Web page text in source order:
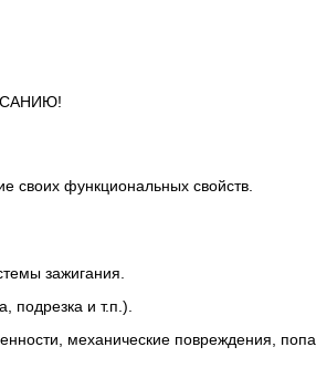
своих функциональных свойств.
зажигания.
подрезка и т.п.).
механические повреждения,